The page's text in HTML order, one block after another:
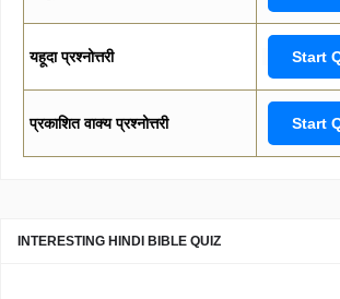
यहूदा प्रश्नोत्तरी Start
प्रकाशित वाक्य प्रश्नोत्तरी Start
INTERESTING HINDI BIBLE QUIZ